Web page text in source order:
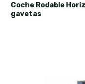
Coche Rodable
gavetas